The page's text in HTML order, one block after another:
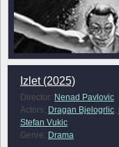
Izlet (2025)
Director: Nenad Pavlovic
Actors: Dragan Bjelogrlic,
Stefan Vukic
Genre: Drama